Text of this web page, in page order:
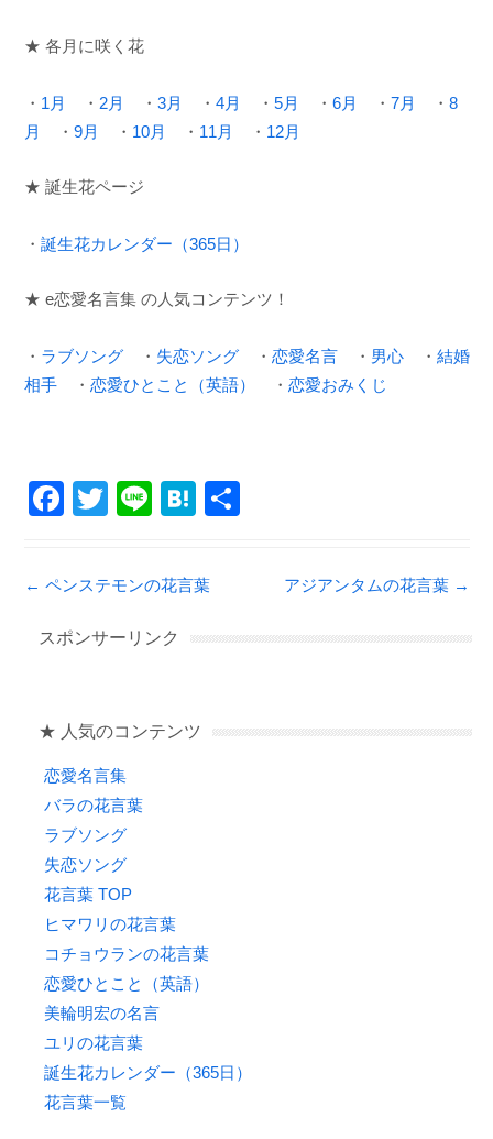
★ 各月に咲く花
・ 1月 ・ 2月 ・ 3月 ・ 4月 ・ 5月 ・ 6月 ・ 7月 ・ 8
月
・ 9月 ・ 10月 ・ 11月 ・ 12月
★ 誕生花ページ
・ 誕生花カレンダー（365日）
★ e恋愛名言集 の人気コンテンツ！
・ ラブソング ・ 失恋ソング ・ 恋愛名言 ・ 男心 ・ 結婚
相手 ・ 恋愛ひとこと（英語） ・ 恋愛おみくじ
F
c
e
b
k
T
tt
er
Li
e
H
e
n
Post navigation
← ペンステモンの花言葉 アジアンタムの花言葉 →
スポンサーリンク
★ 人気のコンテンツ
恋愛名言集
バラの花言葉
ラブソング
失恋ソング
花言葉 TOP
ヒマワリの花言葉
コチョウランの花言葉
恋愛ひとこと（英語）
美輪明宏の名言
ユリの花言葉
誕生花カレンダー（365日）
花言葉一覧